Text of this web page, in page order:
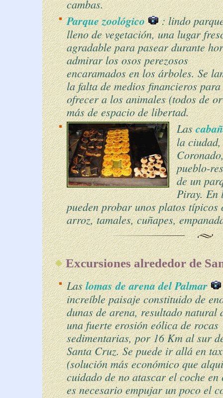
cambas.
Parque zoológico
: lindo
lleno de vegetación, una lugar
agradable para pasear durante
admirar los osos perezosos
encaramados en los árboles. Se
la falta de medios financieros para
ofrecer a los animales (todos de
más de espacio de libertad.
Las
la
pueblo-
de un
Piray. En
pueden probar unos platos
arroz, tamales, cuñapes,
Excursiones alrededor de
Laslomas de arena del Palmar
increíble paisaje constituido de
dunas de arena, resultado natural
una fuerte erosión eólica de rocas
sedimentarias, por 16 Km al sur
Santa Cruz. Se puede ir allá en
(solución más económico que
cuidado de no atascar el coche
es necesario empujar un poco el